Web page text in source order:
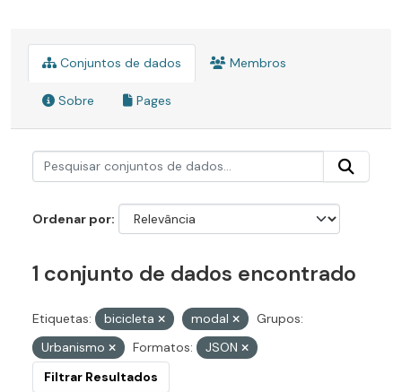
Conjuntos de dados Membros
Sobre Pages
Ordenar por
1 conjunto de dados encontrado
Etiquetas: bicicleta modal
Grupos:
Urbanismo
Formatos:
JSON
Filtrar Resultados